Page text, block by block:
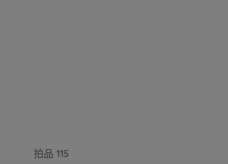
拍品 115